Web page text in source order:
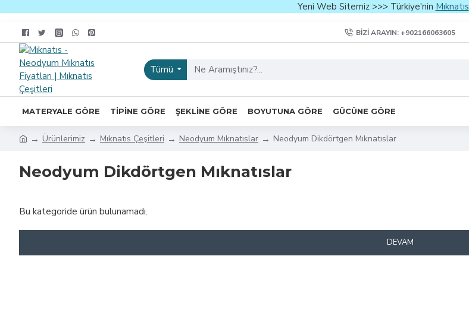
Yeni Web Sitemiz >>> Türkiye'nin Mıknatıs
BIZI ARAYIN: +902166063605
Tümü
MATERYALE GÖRE TIPINE GÖRE ŞEKLINE GÖRE BOYUTUNA GÖRE GÜCÜNE GÖRE
Ürünlerimiz Mıknatıs Çeşitleri Neodyum Mıknatıslar Neodyum Dikdörtgen Mıknatıslar
Neodyum Dikdörtgen Mıknatıslar
Bu kategoride ürün bulunamadı.
DEVAM